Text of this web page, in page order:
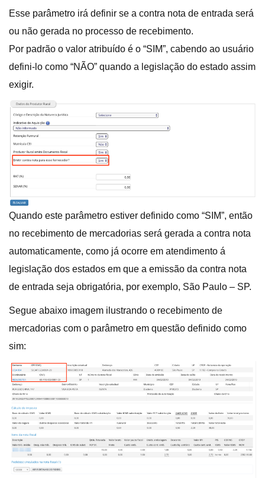
Esse parâmetro irá definir se a contra nota de entrada será
ou não gerada no processo de recebimento.
Por padrão o valor atribuído é o “SIM”, cabendo ao usuário
defini-lo como “NÃO” quando a legislação do estado assim
exigir.
Quando este parâmetro estiver definido como “SIM”, então
no recebimento de mercadorias será gerada a contra nota
automaticamente, como já ocorre em atendimento á
legislação dos estados em que a emissão da contra nota
de entrada seja obrigatória, por exemplo, São Paulo – SP.
Segue abaixo imagem ilustrando o recebimento de
mercadorias com o parâmetro em questão definido como
sim: